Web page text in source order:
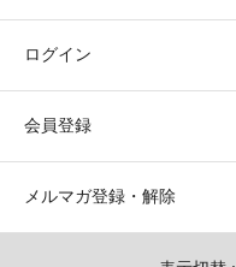
ログイン
会員登録
メルマガ登録・解除